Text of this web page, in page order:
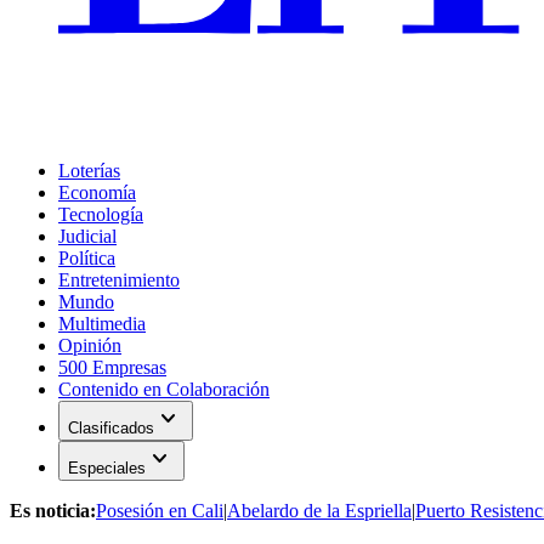
Loterías
Economía
Tecnología
Judicial
Política
Entretenimiento
Mundo
Multimedia
Opinión
500 Empresas
Contenido en Colaboración
Clasificados expand_more
Especiales expand_more
Es noticia:Posesión en Cali|Abelardo de la Espriella|Puerto